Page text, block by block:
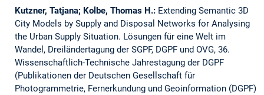
Kutzner, Tatjana; Kolbe, Thomas H.: Extending Semantic 3D
City Models by Supply and Disposal Networks for Analysing
the Urban Supply Situation. Lösungen für eine Welt im
Wandel, Dreiländertagung der SGPF, DGPF und OVG, 36.
Wissenschaftlich-Technische Jahrestagung der DGPF
(Publikationen der Deutschen Gesellschaft für
Photogrammetrie, Fernerkundung und Geoinformation (DGPF)